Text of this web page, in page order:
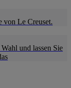
von Le Creuset.
und lassen Sie